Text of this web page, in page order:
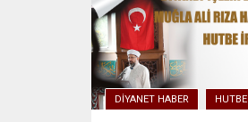
DIYANET HABER HUTBE